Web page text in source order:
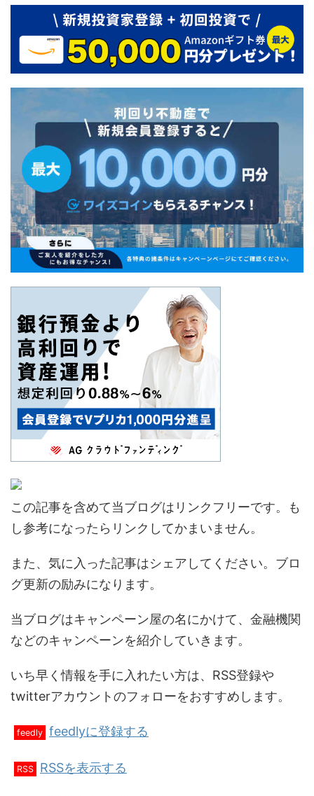
この記事を含めて当ブログはリンクフリーです。も
し参考になったらリンクしてかまいません。
また、気に入った記事はシェアしてください。ブロ
グ更新の励みになります。
当ブログはキャンペーン屋の名にかけて、金融機関
などのキャンペーンを紹介していきます。
いち早く情報を手に入れたい方は、RSS登録や
twitterアカウントのフォローをおすすめします。
feedly feedlyに登録する
RSS RSSを表示する